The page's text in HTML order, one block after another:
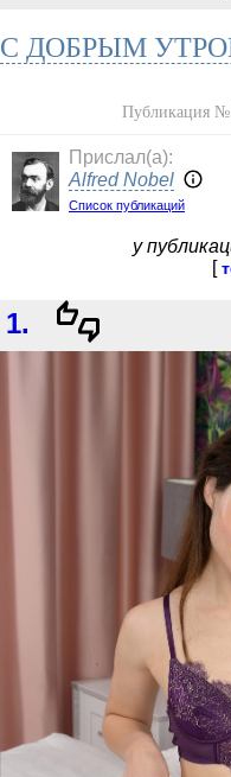
С ДОБРЫМ
Публикация
Прислал(a):
Alfred Nobel
Список публикаций
у
[
1.